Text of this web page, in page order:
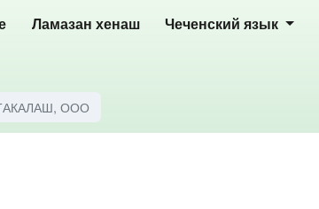
Ламазан хенаш Чеченский язык
ООО